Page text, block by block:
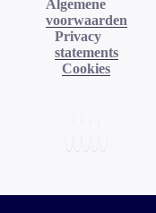
Algemene
voorwaarden
Privacy
statements
Cookies